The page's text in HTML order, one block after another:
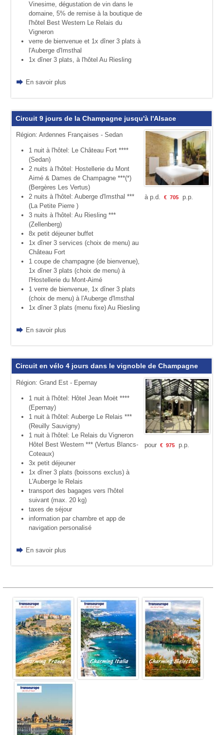
Vinesime, dégustation de vin dans le
domaine, 5% de remise à la boutique de
l'hôtel Best Western Le Relais du
Vigneron
verre de bienvenue et 1x dîner 3 plats à
l'Auberge d'Imsthal
1x dîner 3 plats, à l'hôtel Au Riesling
En savoir plus
Circuit 9 jours de la Champagne jusqu'à l'Alsace
Région: Ardennes Françaises - Sedan
1 nuit à l'hôtel: Le Château Fort ****
(Sedan)
2 nuits à l'hôtel: Hostellerie du Mont
Aimé & Dames de Champagne ***(*)
(Bergères Les Vertus)
2 nuits à l'hôtel: Auberge d'Imsthal ***
(La Petite Pierre )
3 nuits à l'hôtel: Au Riesling ***
(Zellenberg)
8x petit déjeuner buffet
1x dîner 3 services (choix de menu) au
Château Fort
1 coupe de champagne (de bienvenue),
1x dîner 3 plats (choix de menu) à
l'Hostellerie du Mont-Aimé
1 verre de bienvenue, 1x dîner 3 plats
(choix de menu) à l'Auberge d'Imsthal
1x dîner 3 plats (menu fixe) Au Riesling
En savoir plus
à p.d. € 705p.p.
Circuit en vélo 4 jours dans le vignoble de Champagne
Région: Grand Est - Epernay
1 nuit à l'hôtel: Hôtel Jean Moët ****
(Epernay)
1 nuit à l'hôtel: Auberge Le Relais ***
(Reuilly Sauvigny)
1 nuit à l'hôtel: Le Relais du Vigneron
Hôtel Best Western *** (Vertus Blancs-
Coteaux)
3x petit déjeuner
1x dîner 3 plats (boissons exclus) à
L'Auberge le Relais
transport des bagages vers l'hôtel
suivant (max. 20 kg)
taxes de séjour
information par chambre et app de
navigation personalisé
En savoir plus
pour € 975p.p.